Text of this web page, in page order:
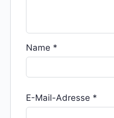
Name *
E-Mail-Adresse *